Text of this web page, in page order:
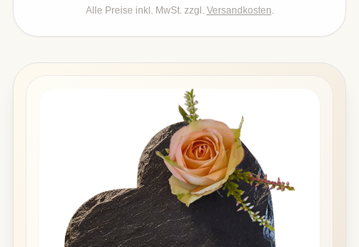
Alle Preise inkl. MwSt. zzgl. Versandkosten.